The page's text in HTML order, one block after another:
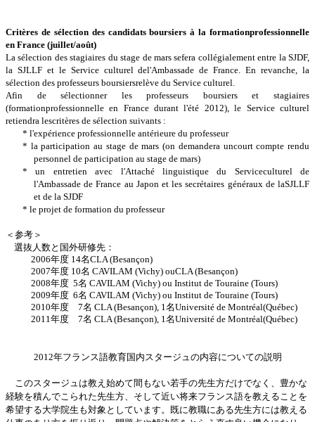
Critères de sélection des candidats boursiers à la formationprofessionnelle
en France (juillet/août)
La sélection des stagiaires du stage de mars sefera collégialement entre la SJDF,
la SJLLF et le Service culturel del'Ambassade de France. En revanche, la
sélection des professeurs boursiersrelève du Service culturel.
Afin de sélectionner les professeurs boursiers et stagiaires
(formationprofessionnelle en France durant l'été 2012), le Service culturel
retiendra lescritères de sélection suivants :
* l'expérience professionnelle antérieure du professeur
* la participation au stage de mars (on demandera uncourt compte rendu
personnel de participation au stage de mars)
* un entretien avec l'Attaché linguistique du Serviceculturel de
l'Ambassade de France au Japon et les secrétaires généraux de laSJLLF
et de la SJDF
* le projet de formation du professeur
＜参考＞
選抜人数と国外研修先：
2006年度 14名CLA (Besançon)
2007年度 10名 CAVILAM (Vichy) ouCLA (Besançon)
2008年度 5名 CAVILAM (Vichy) ou Institut de Touraine (Tours)
2009年度 6名 CAVILAM (Vichy) ou Institut de Touraine (Tours)
2010年度 7名 CLA (Besançon), 1名Université de Montréal(Québec)
2011年度 7名 CLA (Besançon), 1名Université de Montréal(Québec)
2012年フランス語教育国内スタージュの内容についての説明
このスタージュは教え始めて間もない若手の先生方だけでなく、豊かな
経験を積んでこられた先生方、そして近い将来フランス語を教えることを
希望する大学院生も対象としています。既に教職にある先生方には教える